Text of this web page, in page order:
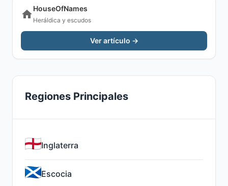
HouseOfNames
Heráldica y escudos
Ver artículo →
Regiones Principales
Inglaterra
Escocia